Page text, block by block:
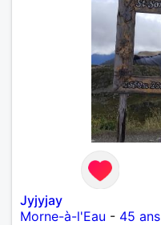
Jyjyjay
Morne-à-l'Eau - 45 ans